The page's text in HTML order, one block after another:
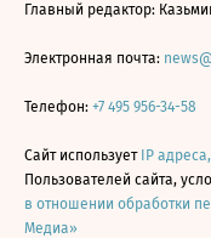
Главный редактор:
Электронная почта:
Телефон: +7 495 956-34-58
Сайт использует IP
Пользователей сайта,
в отношении обработки
Медиа»